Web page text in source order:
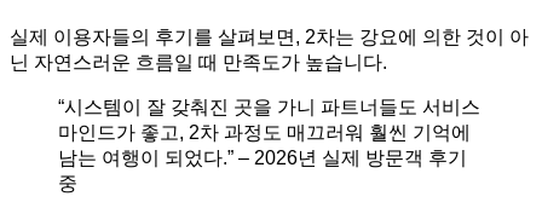
실제 이용자들의 후기를 살펴보면, 2차는 강요에 의한 것이 아
닌 자연스러운 흐름일 때 만족도가 높습니다.
“시스템이 잘 갖춰진 곳을 가니 파트너들도 서비스
마인드가 좋고, 2차 과정도 매끄러워 훨씬 기억에
남는 여행이 되었다.” – 2026년 실제 방문객 후기
중